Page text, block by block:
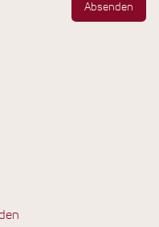
Absenden